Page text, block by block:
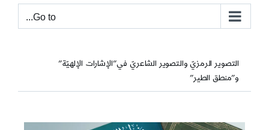
Go to...
التصوير الرمزيّ والتصوير الشاعريّ في”الإشارات الإلهيّة”
و”منطق الطير”